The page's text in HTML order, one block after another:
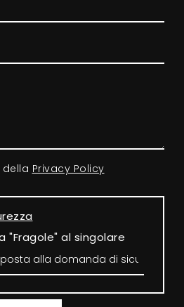
della Privacy Policy
"Fragole" al singolare